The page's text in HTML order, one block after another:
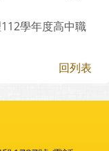
學年度高中職
回列表